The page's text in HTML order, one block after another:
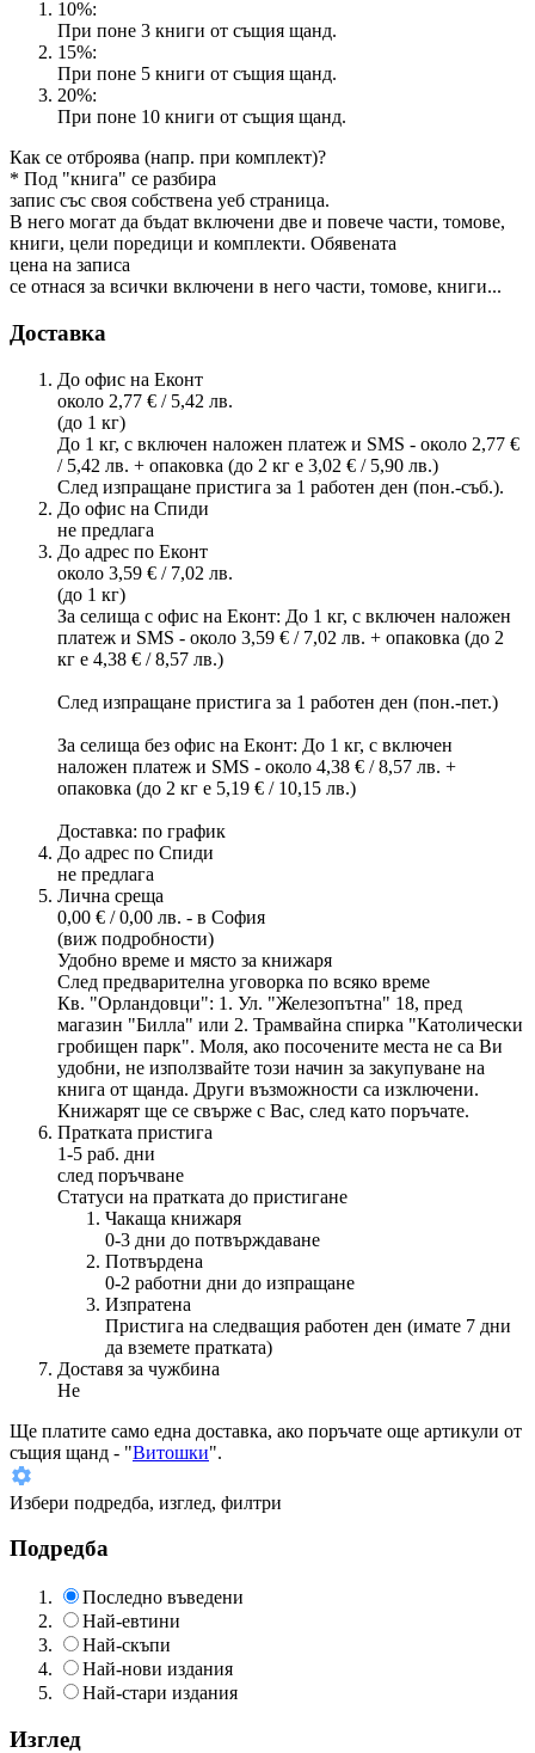
10%:
При поне 3 книги от същия щанд.
15%:
При поне 5 книги от същия щанд.
20%:
При поне 10 книги от същия щанд.
Как се отброява (напр. при комплект)?
* Под "книга" се разбира
запис със своя собствена уеб страница.
В него могат да бъдат включени две и повече части, томове,
книги, цели поредици и комплекти. Обявената
цена на записа
се отнася за всички включени в него части, томове, книги...
Доставка
До офис на Еконт
около 2,77 € / 5,42 лв.
(до 1 кг)
До 1 кг, с включен наложен платеж и SMS - около 2,77 €
/ 5,42 лв. + опаковка (до 2 кг е 3,02 € / 5,90 лв.)
След изпращане пристига за 1 работен ден (пон.-съб.).
До офис на Спиди
не предлага
До адрес по Еконт
около 3,59 € / 7,02 лв.
(до 1 кг)
За селища с офис на Еконт: До 1 кг, с включен наложен
платеж и SMS - около 3,59 € / 7,02 лв. + опаковка (до 2
кг е 4,38 € / 8,57 лв.)
След изпращане пристига за 1 работен ден (пон.-пет.)
За селища без офис на Еконт: До 1 кг, с включен
наложен платеж и SMS - около 4,38 € / 8,57 лв. +
опаковка (до 2 кг е 5,19 € / 10,15 лв.)
Доставка: по график
До адрес по Спиди
не предлага
Лична среща
0,00 € / 0,00 лв. - в София
(виж подробности)
Удобно време и място за книжаря
След предварителна уговорка по всяко време
Кв. "Орландовци": 1. Ул. "Железопътна" 18, пред
магазин "Билла" или 2. Трамвайна спирка "Католически
гробищен парк". Моля, ако посочените места не са Ви
удобни, не използвайте този начин за закупуване на
книга от щанда. Други възможности са изключени.
Книжарят ще се свърже с Вас, след като поръчате.
Пратката пристига
1-5 раб. дни
след поръчване
Статуси на пратката до пристигане
Чакаща книжаря
0-3 дни до потвърждаване
Потвърдена
0-2 работни дни до изпращане
Изпратена
Пристига на следващия работен ден (имате 7 дни
да вземете пратката)
Доставя за чужбина
Не
Ще платите само една доставка, ако поръчате още артикули от
същия щанд - "Витошки".
Избери подредба, изглед, филтри
Подредба
Последно въведени
Най-евтини
Най-скъпи
Най-нови издания
Най-стари издания
Изглед